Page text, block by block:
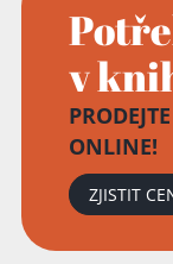
v
ONLINE!
ZJISTIT